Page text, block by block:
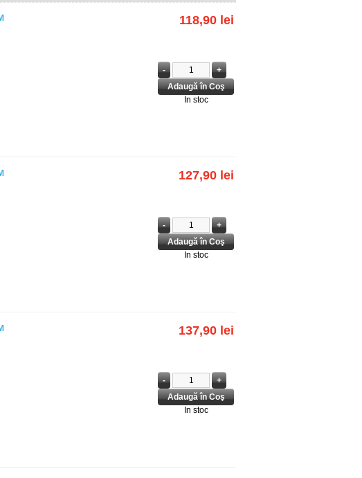
In stoc
118,90 lei
In stoc
127,90 lei
In stoc
137,90 lei